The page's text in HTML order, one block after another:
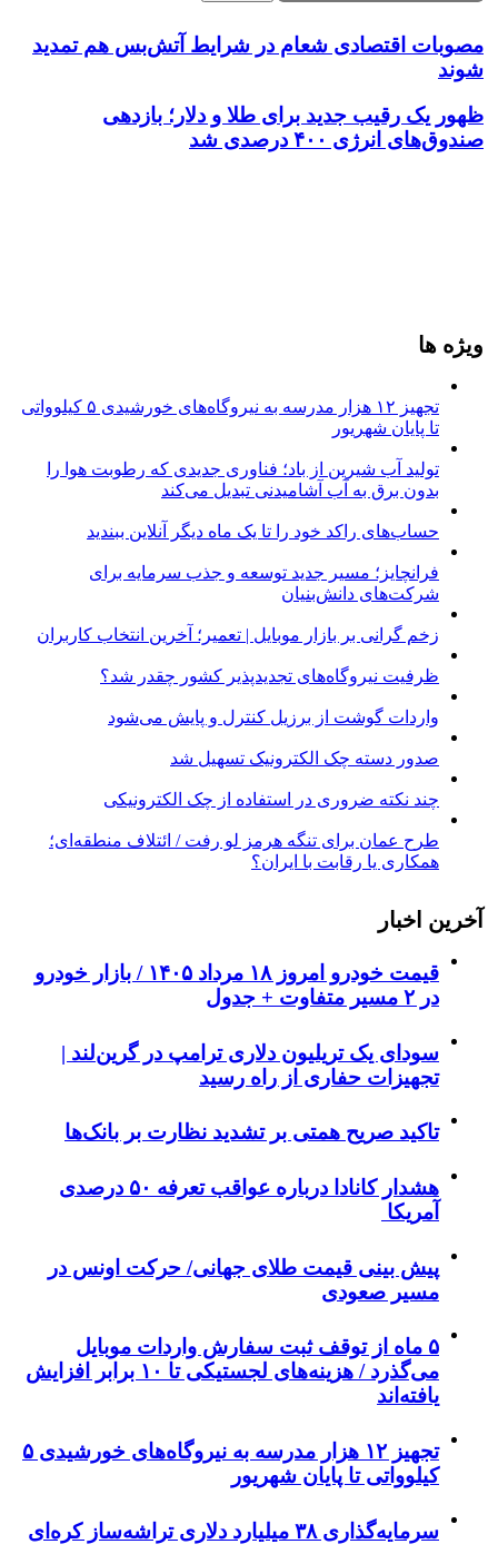
مصوبات اقتصادی شعام در شرایط آتش‌بس هم تمدید
شوند
ظهور یک رقیب جدید برای طلا و دلار؛ بازدهی
صندوق‌های انرژی ۴۰۰ درصدی شد
ویژه ها
تجهیز ۱۲ هزار مدرسه به نیروگاه‌های خورشیدی ۵ کیلوواتی
تا پایان شهریور
تولید آب شیرین از باد؛ فناوری جدیدی که رطوبت هوا را
بدون برق به آب آشامیدنی تبدیل می‌کند
حساب‌های راکد خود را تا یک ماه دیگر آنلاین ببندید
فرانچایز؛ مسیر جدید توسعه و جذب سرمایه برای
شرکت‌های دانش‌بنیان
زخم گرانی بر بازار موبایل | تعمیر؛ آخرین انتخاب کاربران
ظرفیت نیروگاه‌های تجدیدپذیر کشور چقدر شد؟
واردات گوشت از برزیل کنترل و پایش می‌شود
صدور دسته چک الکترونیک تسهیل شد
چند نکته ضروری در استفاده از چک الکترونیکی
طرح عمان برای تنگه هرمز لو رفت / ائتلاف منطقه‌ای؛
همکاری یا رقابت با ایران؟
آخرین اخبار
قیمت خودرو امروز ۱۸ مرداد ۱۴۰۵ / بازار خودرو
در ۲ مسیر متفاوت + جدول
سودای یک تریلیون دلاری ترامپ در گرین‌لند |
تجهیزات حفاری از راه رسید
تاکید صریح همتی بر تشدید نظارت بر بانک‌ها
هشدار کانادا درباره عواقب تعرفه ۵۰ درصدی
آمریکا
پیش بینی قیمت طلای جهانی/ حرکت اونس در
مسیر صعودی
۵ ماه از توقف ثبت سفارش واردات موبایل
می‌گذرد / هزینه‌های لجستیکی تا ۱۰ برابر افزایش
یافته‌اند
تجهیز ۱۲ هزار مدرسه به نیروگاه‌های خورشیدی ۵
کیلوواتی تا پایان شهریور
سرمایه‌گذاری ۳۸ میلیارد دلاری تراشه‌ساز کره‌ای